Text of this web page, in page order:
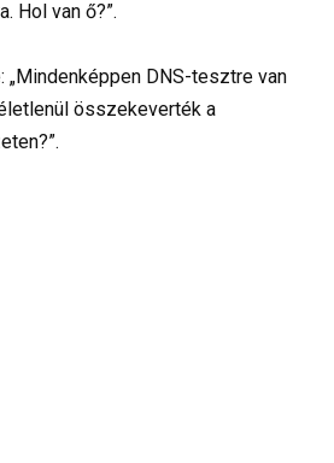
Hol van ő?”.
„Mindenképpen DNS-tesztre van
összekeverték a